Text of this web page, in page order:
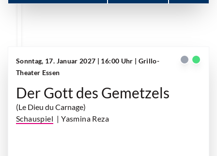
Sonntag, 17. Januar 2027 | 16:00 Uhr | Grillo-
Theater Essen
Der Gott des Gemetzels
(Le Dieu du Carnage)
Schauspiel | Yasmina Reza